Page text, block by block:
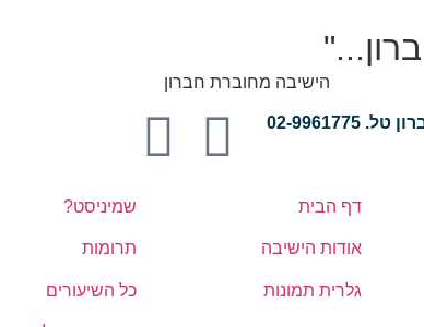
9961775
דף הבית
אודות הישיבה
גלרית תמונות
שמיניסט?
תרומות
כל השיעורים